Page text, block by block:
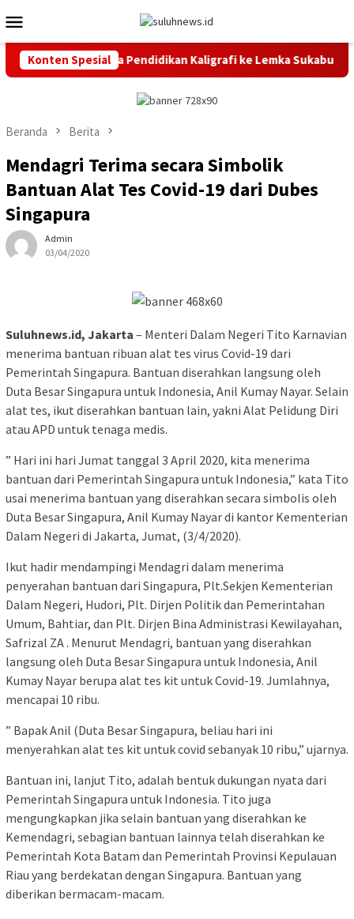
ke
kontenMobile
Konten Spesial
20 Peserta Pendidikan Kaligrafi ke Lemka Sukabumi
Beranda Berita
Mendagri Terima secara Simbolik
Bantuan Alat Tes Covid-19 dari Dubes
Singapura
Admin
03/04/2020
Suluhnews.id, Jakarta – Menteri Dalam Negeri Tito Karnavian
menerima bantuan ribuan alat tes virus Covid-19 dari
Pemerintah Singapura. Bantuan diserahkan langsung oleh
Duta Besar Singapura untuk Indonesia, Anil Kumay Nayar. Selain
alat tes, ikut diserahkan bantuan lain, yakni Alat Pelidung Diri
atau APD untuk tenaga medis.
” Hari ini hari Jumat tanggal 3 April 2020, kita menerima
bantuan dari Pemerintah Singapura untuk Indonesia,” kata Tito
usai menerima bantuan yang diserahkan secara simbolis oleh
Duta Besar Singapura, Anil Kumay Nayar di kantor Kementerian
Dalam Negeri di Jakarta, Jumat, (3/4/2020).
Ikut hadir mendampingi Mendagri dalam menerima
penyerahan bantuan dari Singapura, Plt.Sekjen Kementerian
Dalam Negeri, Hudori, Plt. Dirjen Politik dan Pemerintahan
Umum, Bahtiar, dan Plt. Dirjen Bina Administrasi Kewilayahan,
Safrizal ZA . Menurut Mendagri, bantuan yang diserahkan
langsung oleh Duta Besar Singapura untuk Indonesia, Anil
Kumay Nayar berupa alat tes kit untuk Covid-19. Jumlahnya,
mencapai 10 ribu.
” Bapak Anil (Duta Besar Singapura, beliau hari ini
menyerahkan alat tes kit untuk covid sebanyak 10 ribu,” ujarnya.
Bantuan ini, lanjut Tito, adalah bentuk dukungan nyata dari
Pemerintah Singapura untuk Indonesia. Tito juga
mengungkapkan jika selain bantuan yang diserahkan ke
Kemendagri, sebagian bantuan lainnya telah diserahkan ke
Pemerintah Kota Batam dan Pemerintah Provinsi Kepulauan
Riau yang berdekatan dengan Singapura. Bantuan yang
diberikan bermacam-macam.